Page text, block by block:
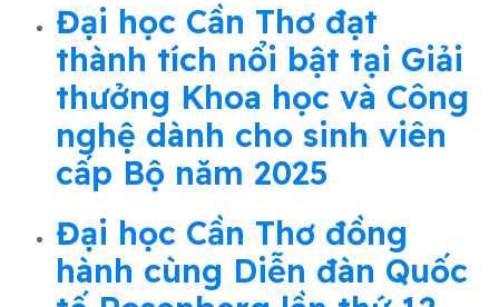
Đại học Cần Thơ đạt
thành tích nổi bật tại Giải
thưởng Khoa học và Công
nghệ dành cho sinh viên
cấp Bộ năm 2025
Đại học Cần Thơ đồng
hành cùng Diễn đàn Quốc